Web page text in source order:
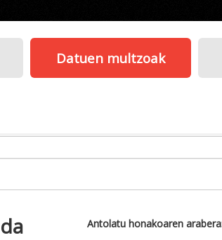
Datuen multzoak
Antolatu honakoaren arabera